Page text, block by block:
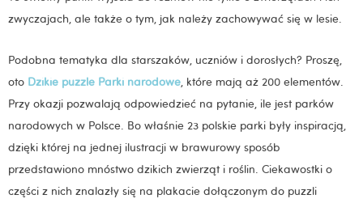
zwyczajach, ale także o tym, jak należy zachowywać się w lesie.
Podobna tematyka dla starszaków, uczniów i dorosłych? Proszę,
oto Dzikie puzzle Parki narodowe , które mają aż 200 elementów.
Przy okazji pozwalają odpowiedzieć na pytanie, ile jest parków
narodowych w Polsce. Bo właśnie 23 polskie parki były inspiracją,
dzięki której na jednej ilustracji w brawurowy sposób
przedstawiono mnóstwo dzikich zwierząt i roślin. Ciekawostki o
części z nich znalazły się na plakacie dołączonym do puzzli